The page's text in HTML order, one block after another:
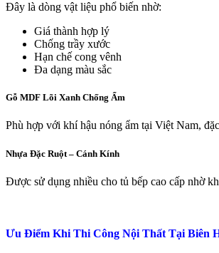
Đây là dòng vật liệu phổ biến nhờ:
Giá thành hợp lý
Chống trầy xước
Hạn chế cong vênh
Đa dạng màu sắc
Gỗ MDF Lõi Xanh Chống Ẩm
Phù hợp với khí hậu nóng ẩm tại Việt Nam,
Nhựa Đặc Ruột – Cánh Kính
Được sử dụng nhiều cho tủ bếp cao cấp nhờ
Ưu Điểm Khi Thi Công Nội Thất Tại Biên